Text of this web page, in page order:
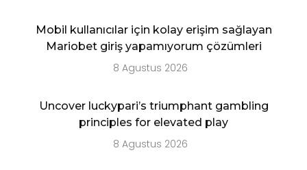
Mobil kullanıcılar için kolay erişim sağlayan
Mariobet giriş yapamıyorum çözümleri
8 Agustus 2026
Uncover luckypari’s triumphant gambling
principles for elevated play
8 Agustus 2026